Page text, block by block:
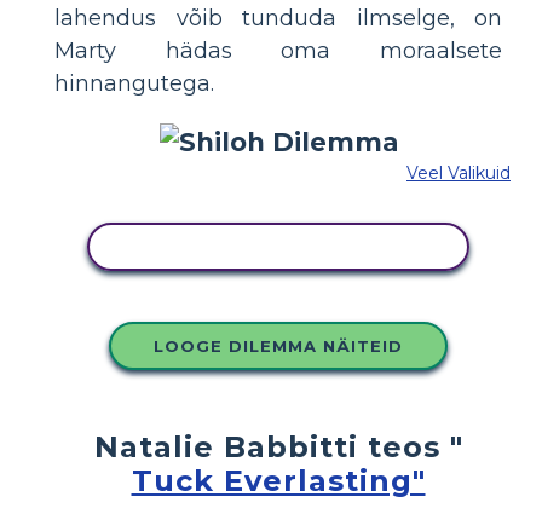
lahendus võib tunduda ilmselge, on
Marty hädas oma moraalsete
hinnangutega.
Veel Valikuid
LOOGE DILEMMA NÄITEID
Natalie Babbitti teos "
Tuck Everlasting"